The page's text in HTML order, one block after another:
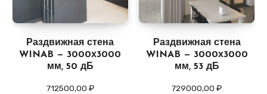
Раздвижная стена
WINAB — 3000х3000
мм, 50 дБ
712500,00 ₽
Раздвижная стена
WINAB — 3000х3000
мм, 53 дБ
729000,00₽